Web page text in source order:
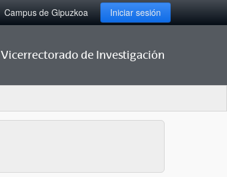
Campus de Gipuzkoa Iniciar sesión
Vicerrectorado de Investigación